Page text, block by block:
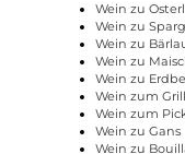
Wein zu
Wein zu
Wein zu
Wein zu
Wein zu
Wein zum
Wein zum
Wein zu Gans
Wein zu